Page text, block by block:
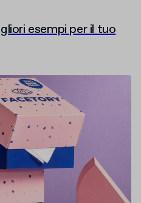
esempi per il tuo